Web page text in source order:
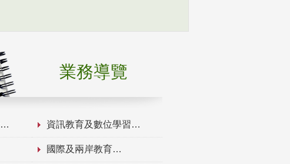
業務導覽
資訊教育及數位學習
國際及兩岸教育